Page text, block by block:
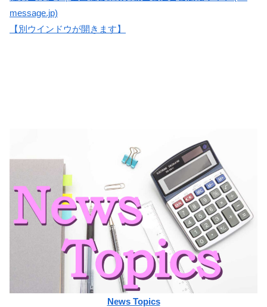
message.jp)
【別ウインドウが開きます】
News Topics